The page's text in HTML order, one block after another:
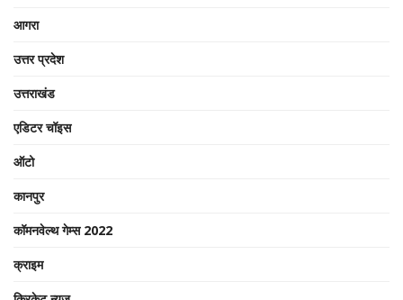
आगरा
उत्तर प्रदेश
उत्तराखंड
एडिटर चॉइस
ऑटो
कानपुर
कॉमनवेल्थ गेम्स 2022
क्राइम